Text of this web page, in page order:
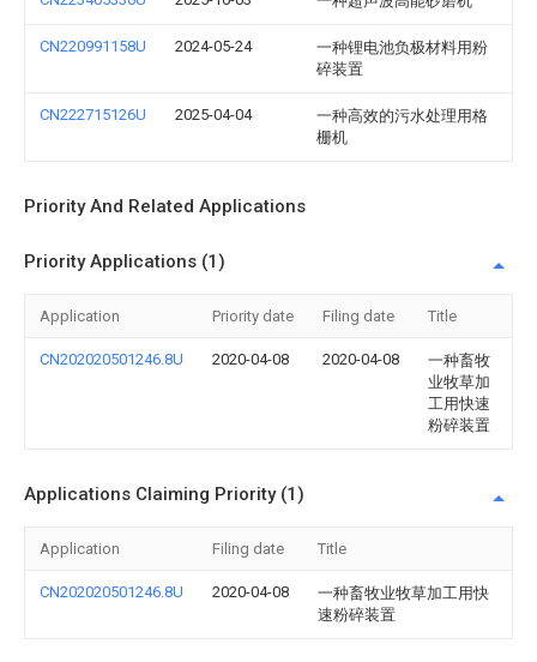
CN220991158U 2024-05-24
一种锂电池负极材料用粉
碎装置
CN222715126U 2025-04-04
一种高效的污水处理用格
栅机
Priority And Related Applications
Priority Applications (1)
Application Priority date Filing date Title
CN202020501246.8U 2020-04-08 2020-04-08
一种畜牧
业牧草加
工用快速
粉碎装置
Applications Claiming Priority (1)
Application Filing date Title
CN202020501246.8U 2020-04-08
一种畜牧业牧草加工用快
速粉碎装置